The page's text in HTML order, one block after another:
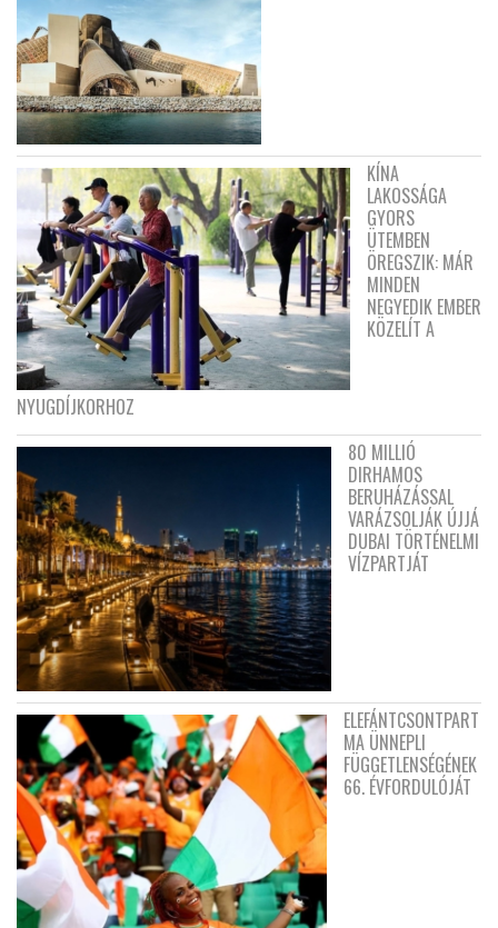
KÍNA
LAKOSSÁGA
GYORS
ÜTEMBEN
ÖREGSZIK: MÁR
MINDEN
NEGYEDIK EMBER
KÖZELÍT A
NYUGDÍJKORHOZ
80 MILLIÓ
DIRHAMOS
BERUHÁZÁSSAL
VARÁZSOLJÁK ÚJJÁ
DUBAI TÖRTÉNELMI
VÍZPARTJÁT
ELEFÁNTCSONTPART
MA ÜNNEPLI
FÜGGETLENSÉGÉNEK
66. ÉVFORDULÓJÁT